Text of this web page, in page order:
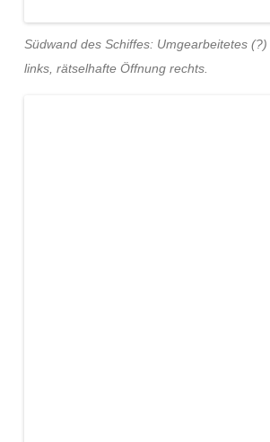
Südwand des Schiffes: Umgearbeitetes
links, rätselhafte Öffnung rechts.